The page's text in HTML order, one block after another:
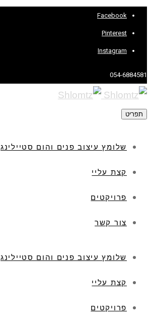
Facebook
Pinterest
Instagram
054-6884581
תפריט
שלומץ עיצוב פנים והום סטיילינג
קצת עליי
פרויקטים
צור קשר
שלומץ עיצוב פנים והום סטיילינג
קצת עליי
פרויקטים